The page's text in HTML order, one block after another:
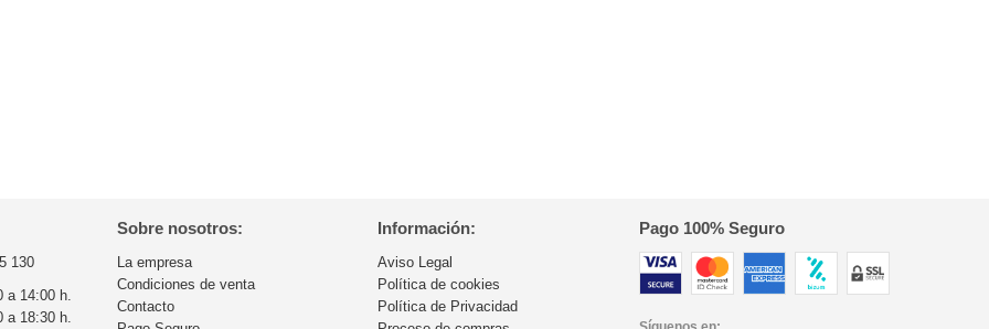
130
a 14:00 h.
a 18:30 h.
Sobre nosotros:
La empresa
Condiciones de venta
Contacto
Información:
Aviso Legal
Política de cookies
Política de Privacidad
Pago 100% Seguro